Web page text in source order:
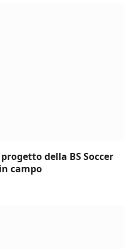
della BS Soccer
campo